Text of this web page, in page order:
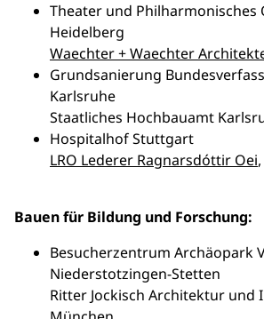
Theater und Philharmonisches
Heidelberg
Waechter + Waechter
Grundsanierung
Karlsruhe
Staatliches Hochbauamt
Hospitalhof Stuttgart
LRO Lederer Ragnarsdóttir Oei
Bauen für Bildung und Forschung:
Besucherzentrum Archäopark
Niederstotzingen-Stetten
Ritter Jockisch Architektur und